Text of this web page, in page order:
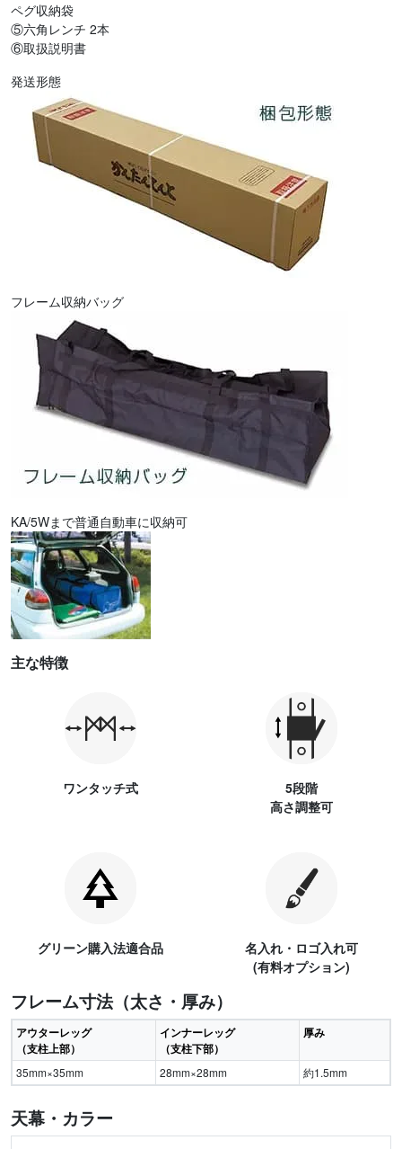
ペグ収納袋
⑤六角レンチ 2本
⑥取扱説明書
発送形態
フレーム収納バッグ
KA/5Wまで普通自動車に収納可
主な特徴
ワンタッチ式
5段階
高さ調整可
グリーン購入法適合品
名入れ・ロゴ入れ可
(有料オプション)
フレーム寸法（太さ・厚み）
アウターレッグ
（支柱上部）
インナーレッグ
（支柱下部）
厚み
35mm×35mm 28mm×28mm 約1.5mm
天幕・カラー